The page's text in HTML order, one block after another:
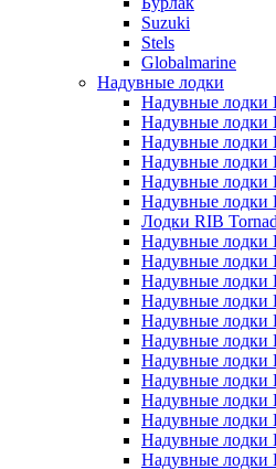
Suzuki
Stels
Globalmarine
Надувные лодки
Надувные
Надувные лодки
Надувные
Надувные
Надувные
Надувные
Лодки RIB
Надувные
Надувные
Надувные
Надувные лодки
Надувные
Надувные
Надувные
Надувные
Надувные
Надувные
Надувные
Надувные